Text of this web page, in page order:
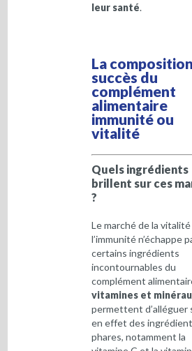
leur santé.
La
succès du
complément
alimentaire
immunité ou
vitalité
Quels ingrédients
brillent sur ces
?
Le marché de la
l’immunité n’échappe
certains ingrédients
incontournables du
complément
vitamines et
permettent d’alléguer
en effet des
phares, notamment la